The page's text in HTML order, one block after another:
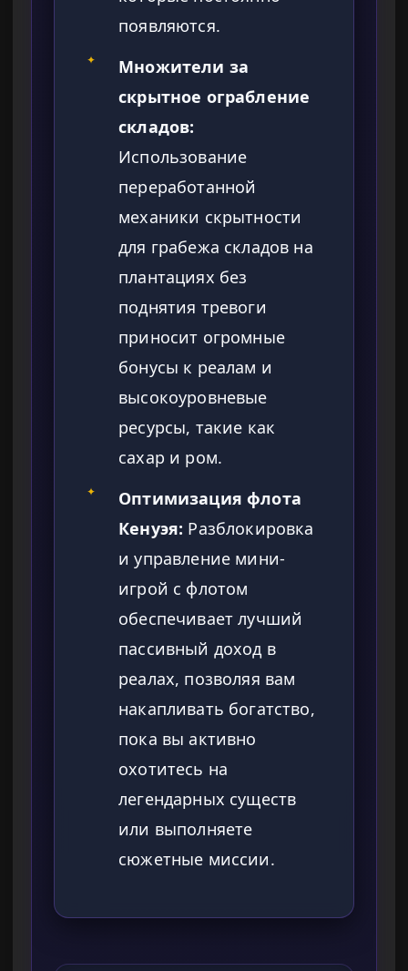
появляются.
✦
Множители за
скрытное ограбление
складов:
Использование
переработанной
механики скрытности
для грабежа складов на
плантациях без
поднятия тревоги
приносит огромные
бонусы к реалам и
высокоуровневые
ресурсы, такие как
сахар и ром.
✦
Оптимизация флота
Кенуэя: Разблокировка
и управление мини-
игрой с флотом
обеспечивает лучший
пассивный доход в
реалах, позволяя вам
накапливать богатство,
пока вы активно
охотитесь на
легендарных существ
или выполняете
сюжетные миссии.